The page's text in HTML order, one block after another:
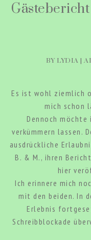
BY LYDIA |
Es ist wohl ziemlich
mich schon
Dennoch
verkümmern lassen.
ausdrückliche
B. & M., ihren
hier
Ich erinnere mich
mit den beiden. In
Erlebnis
Schreibblockade